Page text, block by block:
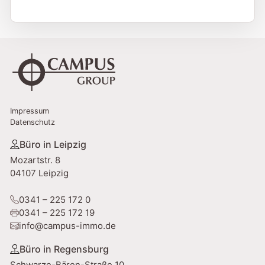
e
1
e
r
n
t
i
v
e
:
Impressum
Datenschutz
Büro in Leipzig
Mozartstr. 8
04107 Leipzig
0341 – 225 172 0
0341 – 225 172 19
info@campus-immo.de
Büro in Regensburg